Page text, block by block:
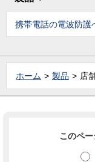
携帯電話の電波防護
ホーム 製品 店
このペ